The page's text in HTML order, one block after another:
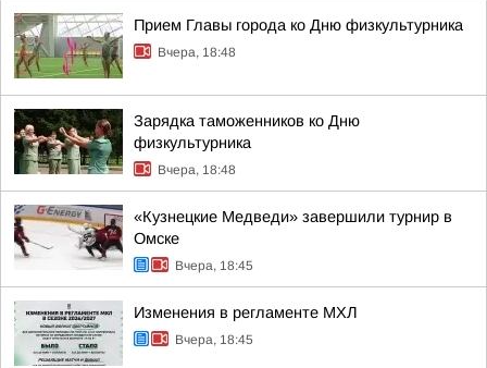
Прием Главы города ко Дню физкультурника
Вчера, 18:48
Зарядка таможенников ко Дню
физкультурника
Вчера, 18:48
«Кузнецкие Медведи» завершили турнир в
Омске
Вчера, 18:45
Изменения в регламенте МХЛ
Вчера, 18:45